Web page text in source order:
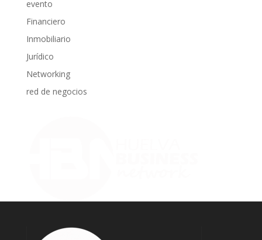
evento
Financiero
Inmobiliario
Jurídico
Networking
red de negocios